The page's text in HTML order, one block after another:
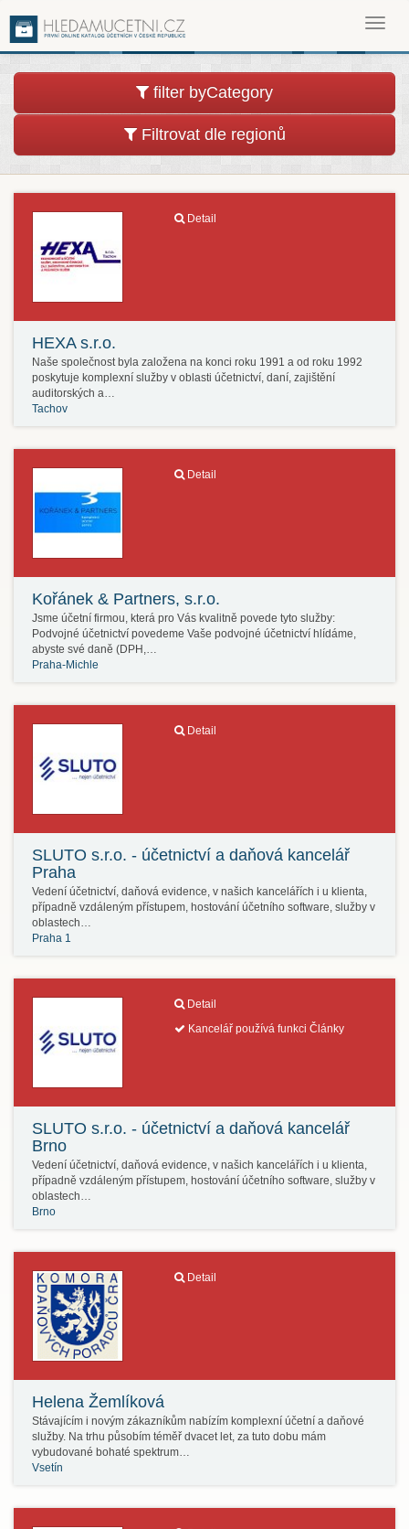
filter byCategory
Filtrovat dle regionů
Detail
HEXA s.r.o.
Naše společnost byla založena na konci roku 1991 a od roku 1992
poskytuje komplexní služby v oblasti účetnictví, daní, zajištění
auditorských a…
Tachov
Detail
Kořánek & Partners, s.r.o.
Jsme účetní firmou, která pro Vás kvalitně povede tyto služby:
Podvojné účetnictví povedeme Vaše podvojné účetnictví hlídáme,
abyste své daně (DPH,…
Praha-Michle
Detail
SLUTO s.r.o. - účetnictví a daňová kancelář
Praha
Vedení účetnictví, daňová evidence, v našich kancelářích i u klienta,
případně vzdáleným přístupem, hostování účetního software, služby v
oblastech…
Praha 1
Detail
Kancelář používá funkci Články
SLUTO s.r.o. - účetnictví a daňová kancelář
Brno
Vedení účetnictví, daňová evidence, v našich kancelářích i u klienta,
případně vzdáleným přístupem, hostování účetního software, služby v
oblastech…
Brno
Detail
Helena Žemlíková
Stávajícím i novým zákazníkům nabízím komplexní účetní a daňové
služby. Na trhu působím téměř dvacet let, za tuto dobu mám
vybudované bohaté spektrum…
Vsetín